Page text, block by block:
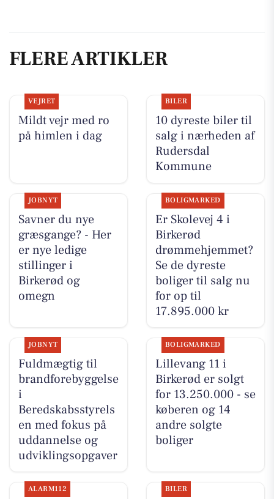
FLERE ARTIKLER
VEJRET
Mildt vejr med ro
på himlen i dag
BILER
10 dyreste biler til
salg i nærheden af
Rudersdal
Kommune
JOBNYT
Savner du nye
græsgange? - Her
er nye ledige
stillinger i
Birkerød og
omegn
BOLIGMARKED
Er Skolevej 4 i
Birkerød
drømmehjemmet?
Se de dyreste
boliger til salg nu
for op til
17.895.000 kr
JOBNYT
Fuldmægtig til
brandforebyggelse
i
Beredskabsstyrels
en med fokus på
uddannelse og
udviklingsopgaver
BOLIGMARKED
Lillevang 11 i
Birkerød er solgt
for 13.250.000 - se
køberen og 14
andre solgte
boliger
ALARM112 BILER